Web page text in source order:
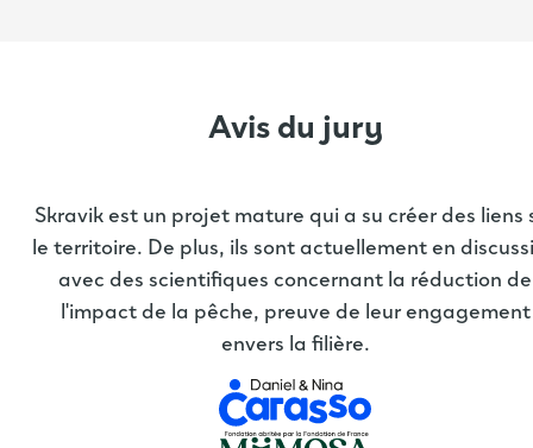
Avis du jury
Skravik est un projet mature qui a su créer des liens
le territoire. De plus, ils sont actuellement en
avec des scientifiques concernant la réduction de
l'impact de la pêche, preuve de leur engagement
envers la filière.